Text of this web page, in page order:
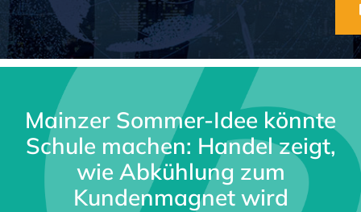
Mainzer Sommer-Idee könnte
Schule machen: Handel zeigt,
wie Abkühlung zum
Kundenmagnet wird